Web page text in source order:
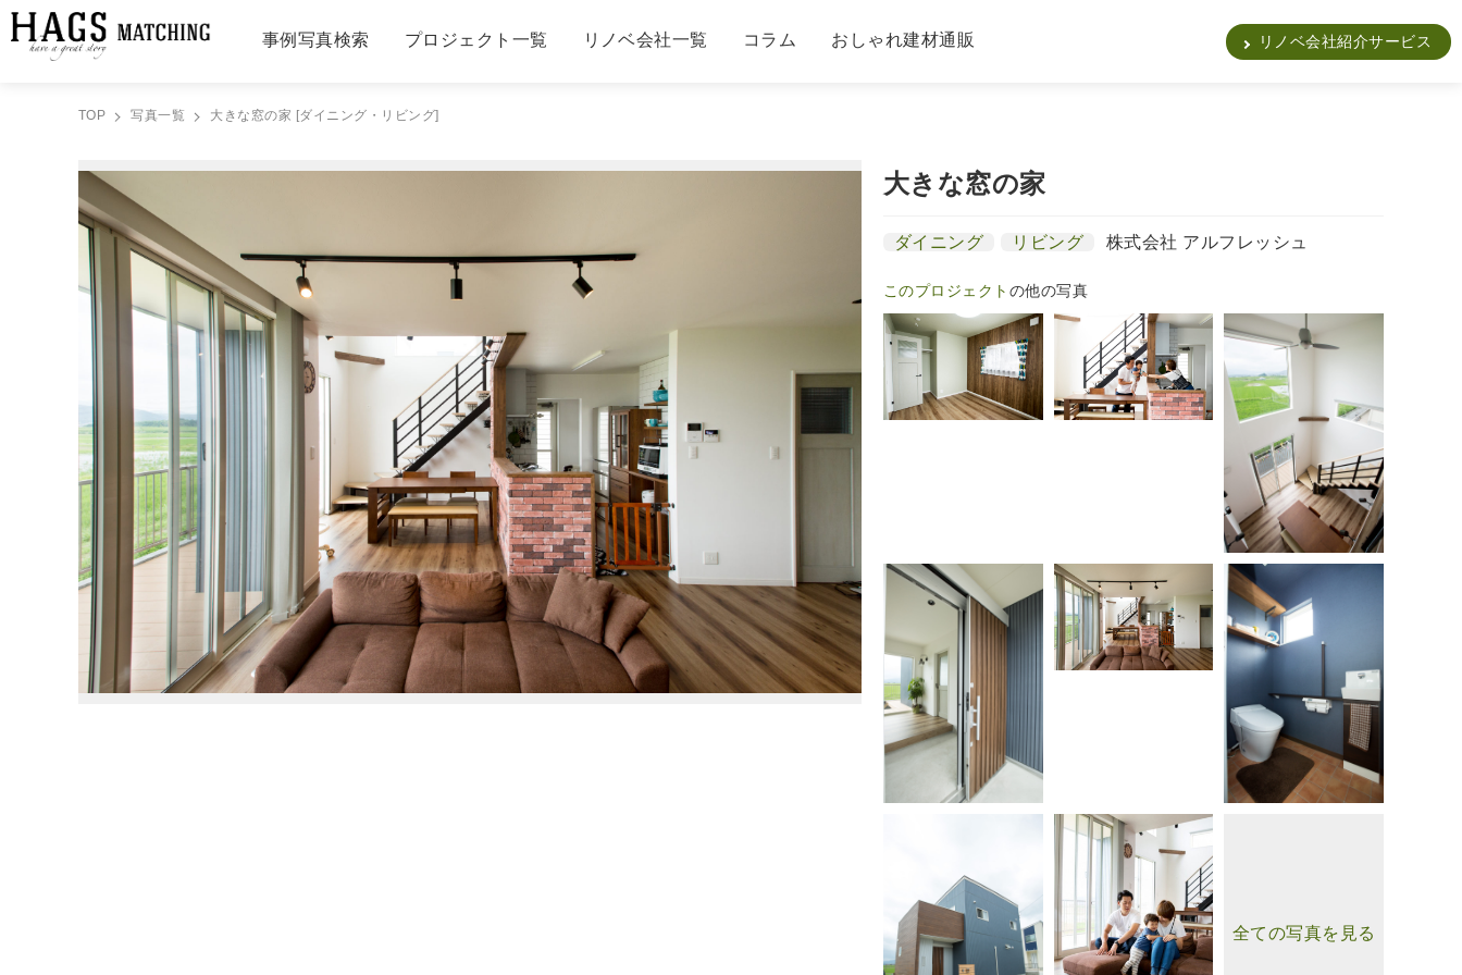
事例写真検索 プロジェクト一覧 リノベ会社一覧 コラム おしゃれ建材通販 リノベ会社紹介サービス
TOP 写真一覧 大きな窓の家 [ダイニング・リビング]
大きな窓の家
ダイニング リビング 株式会社 アルフレッシュ
このプロジェクト の他の写真
全ての写真を見る